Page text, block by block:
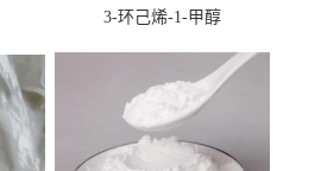
3-环己烯-1-甲醇